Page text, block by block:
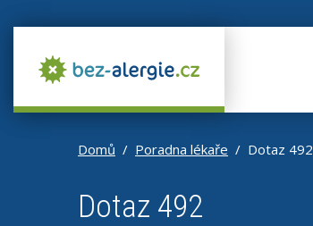
Domů Poradna lékaře Dotaz 492
Dotaz 492